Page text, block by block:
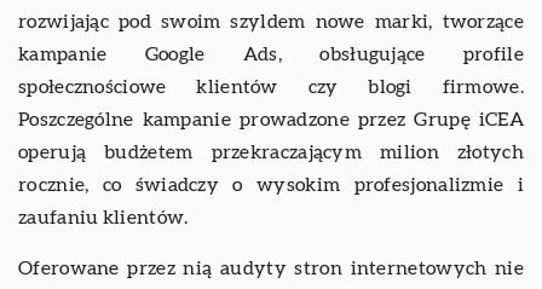
rozwijając pod swoim szyldem nowe marki, tworzące
kampanie Google Ads, obsługujące profile
społecznościowe klientów czy blogi firmowe.
Poszczególne kampanie prowadzone przez Grupę iCEA
operują budżetem przekraczającym milion złotych
rocznie, co świadczy o wysokim profesjonalizmie i
zaufaniu klientów.
Oferowane przez nią audyty stron internetowych nie